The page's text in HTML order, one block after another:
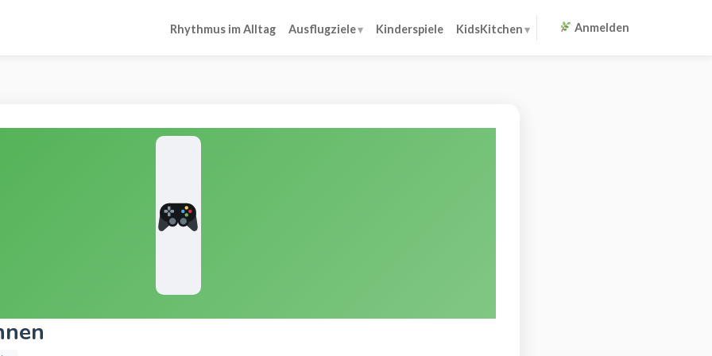
Rhythmus im Alltag Ausflugziele Kinderspiele KidsKitchen Anmelden